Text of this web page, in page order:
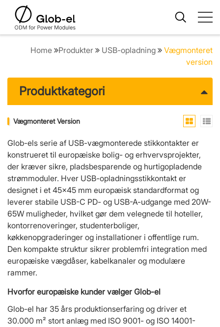
Home Produkter USB-opladning
Vægmonteret
version
Produktkategori
Vægmonteret Version
Glob-els serie af USB-vægmonterede stikkontakter er
konstrueret til europæiske bolig- og erhvervsprojekter,
der kræver sikre, pladsbesparende og hurtigopladende
strømmoduler. Hver USB-opladningsstikkontakt er
designet i et 45×45 mm europæisk standardformat og
leverer stabile USB-C PD- og USB-A-udgange med 20W-
65W muligheder, hvilket gør dem velegnede til hoteller,
kontorrenoveringer, studenterboliger,
køkkenopgraderinger og installationer i offentlige rum.
Den kompakte struktur sikrer problemfri integration med
europæiske vægdåser, kabelkanaler og modulære
rammer.
Hvorfor europæiske kunder vælger Glob-el
Glob-el har 35 års produktionserfaring og driver et
30.000 m² stort anlæg med ISO 9001- og ISO 14001-